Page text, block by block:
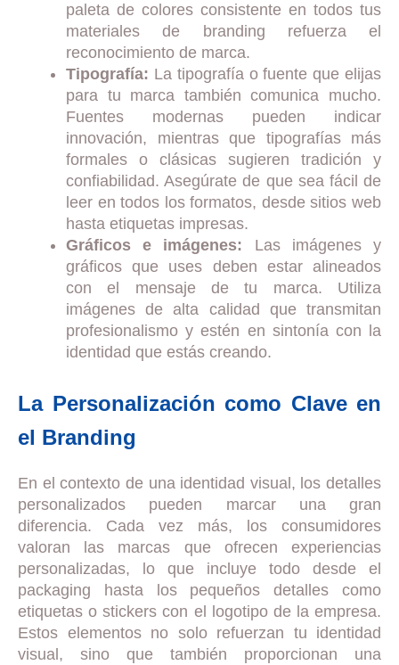
paleta de colores consistente en todos tus
materiales de branding refuerza el
reconocimiento de marca.
Tipografía: La tipografía o fuente que elijas
para tu marca también comunica mucho.
Fuentes modernas pueden indicar
innovación, mientras que tipografías más
formales o clásicas sugieren tradición y
confiabilidad. Asegúrate de que sea fácil de
leer en todos los formatos, desde sitios web
hasta etiquetas impresas.
Gráficos e imágenes: Las imágenes y
gráficos que uses deben estar alineados
con el mensaje de tu marca. Utiliza
imágenes de alta calidad que transmitan
profesionalismo y estén en sintonía con la
identidad que estás creando.
La Personalización como Clave en
el Branding
En el contexto de una identidad visual, los detalles
personalizados pueden marcar una gran
diferencia. Cada vez más, los consumidores
valoran las marcas que ofrecen experiencias
personalizadas, lo que incluye todo desde el
packaging hasta los pequeños detalles como
etiquetas o stickers con el logotipo de la empresa.
Estos elementos no solo refuerzan tu identidad
visual, sino que también proporcionan una